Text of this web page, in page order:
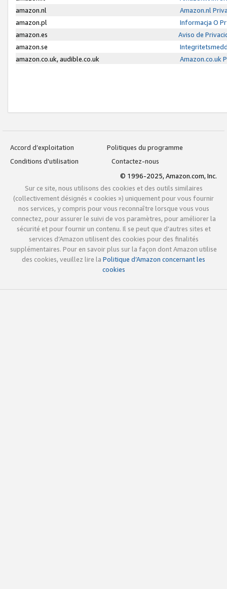
amazon.nl
Amazon.nl
amazon.pl
Informacja O
amazon.es
Aviso de
amazon.se
amazon.co.uk, audible.co.uk
Amazon.co.uk
Accord d’exploitation
Politiques du programme
Conditions d’utilisation
Contactez-nous
© 1996-2025, Amazon.com, Inc.
Sur ce site, nous utilisons des cookies et des outils similaires
(collectivement désignés « cookies ») uniquement pour vous fournir
nos services, y compris pour vous reconnaître lorsque vous vous
connectez, pour assurer le suivi de vos paramètres, pour améliorer la
sécurité et pour fournir un contenu. Il se peut que d’autres sites et
services d’Amazon utilisent des cookies pour des finalités
supplémentaires. Pour en savoir plus sur la façon dont Amazon utilise
des cookies, veuillez lire la Politique d’Amazon concernant les
cookies